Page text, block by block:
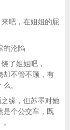
吧，在姐姐的屁
陷
姐姐吧，
不管不顾，有
。
缘，但苏墨对她
是个公交车，既